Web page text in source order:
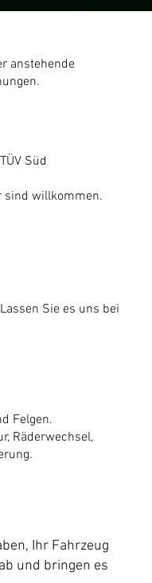
anstehende
Süd
sind willkommen.
Sie es uns bei
Ihr Fahrzeug
und bringen es
Felgen.
Räderwechsel,